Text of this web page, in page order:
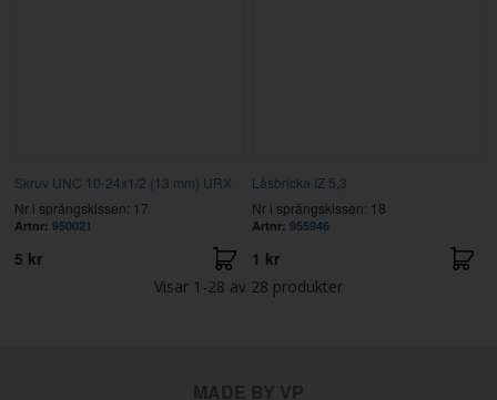
Skruv UNC 10-24x1/2 (13 mm) URX
Nr i sprängskissen: 17
Artnr: 950021
5 kr
Låsbricka IZ 5,3
Nr i sprängskissen: 18
Artnr: 955946
1 kr
Visar 1-28 av 28 produkter